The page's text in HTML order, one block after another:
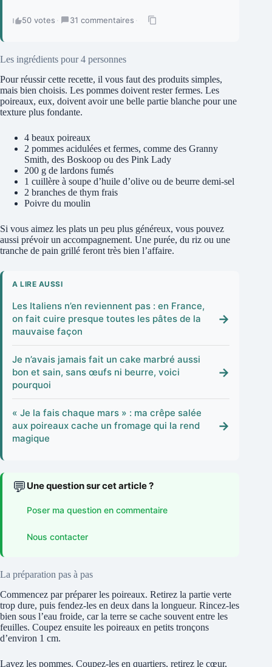
50 votes · 31 commentaires ·
Les ingrédients pour 4 personnes
Pour réussir cette recette, il vous faut des produits simples,
mais bien choisis. Les pommes doivent rester fermes. Les
poireaux, eux, doivent avoir une belle partie blanche pour une
texture plus fondante.
4 beaux poireaux
2 pommes acidulées et fermes, comme des Granny
Smith, des Boskoop ou des Pink Lady
200 g de lardons fumés
1 cuillère à soupe d’huile d’olive ou de beurre demi-sel
2 branches de thym frais
Poivre du moulin
Si vous aimez les plats un peu plus généreux, vous pouvez
aussi prévoir un accompagnement. Une purée, du riz ou une
tranche de pain grillé feront très bien l’affaire.
A LIRE AUSSI
Les Italiens n’en reviennent pas : en France,
on fait cuire presque toutes les pâtes de la
mauvaise façon
→
Je n’avais jamais fait un cake marbré aussi
bon et sain, sans œufs ni beurre, voici
pourquoi
→
« Je la fais chaque mars » : ma crêpe salée
aux poireaux cache un fromage qui la rend
magique
→
💬 Une question sur cet article ?
Poser ma question en commentaire
Nous contacter
La préparation pas à pas
Commencez par préparer les poireaux. Retirez la partie verte
trop dure, puis fendez-les en deux dans la longueur. Rincez-les
bien sous l’eau froide, car la terre se cache souvent entre les
feuilles. Coupez ensuite les poireaux en petits tronçons
d’environ 1 cm.
Lavez les pommes. Coupez-les en quartiers, retirez le cœur,